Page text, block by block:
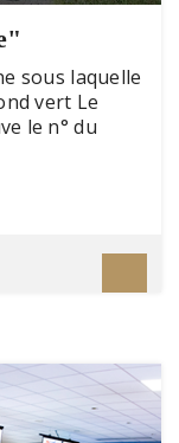
sous laquelle
vert Le
le n° du
circuit :
: Difficile Noir